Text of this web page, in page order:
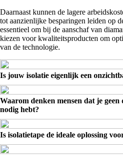
Daarnaast kunnen de lagere
tot aanzienlijke besparingen leiden op
essentieel om bij de aanschaf van
kiezen voor kwaliteitsproducten om
van de technologie.
Is jouw isolatie eigenlijk een
Waarom denken mensen dat je geen
nodig hebt?
Is isolatietape de ideale oplossing